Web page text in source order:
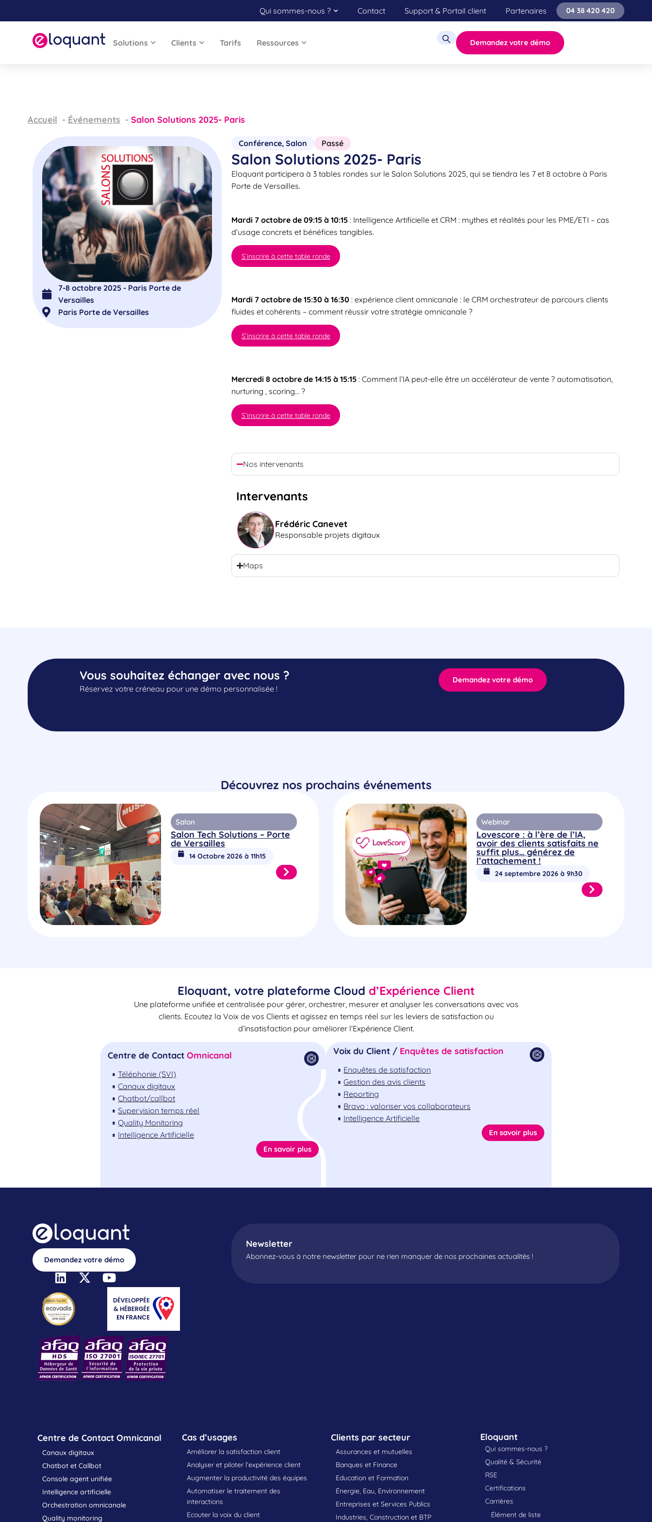
Qui sommes-nous ? Contact Support & Portail client Partenaires 04 38 420 420
Solutions Clients Tarifs Ressources Demandez votre démo
Accueil Événements Salon Solutions 2025- Paris
7-8 octobre 2025 - Paris Porte de
Versailles
Paris Porte de Versailles
Conférence, Salon Passé
Salon Solutions 2025- Paris
Eloquant participera à 3 tables rondes sur le Salon Solutions 2025, qui se tiendra les 7 et 8 octobre à Paris
Porte de Versailles.
Mardi 7 octobre de 09:15 à 10:15: Intelligence Artificielle et CRM : mythes et réalités pour les PME/ETI – cas
d’usage concrets et bénéfices tangibles.
S’inscrire à cette table ronde
Mardi 7 octobre de 15:30 à 16:30: expérience client omnicanale : le CRM orchestrateur de parcours clients
fluides et cohérents – comment réussir votre stratégie omnicanale ?
S’inscrire à cette table ronde
Mercredi 8 octobre de 14:15 à 15:15: Comment l’IA peut-elle être un accélérateur de vente ? automatisation,
nurturing , scoring… ?
S’inscrire à cette table ronde
Nos intervenants
Intervenants
Frédéric Canevet
Responsable projets digitaux
Maps
Demandez votre démo
Vous souhaitez échanger avec nous ?
Réservez votre créneau pour une démo personnalisée !
Découvrez nos prochains événements
Salon
Salon Tech Solutions – Porte
de Versailles
14 Octobre 2026 à 11h15
Webinar
Lovescore : à l’ère de l’IA,
avoir des clients satisfaits ne
suffit plus… générez de
l’attachement !
24 septembre 2026 à 9h30
Eloquant, votre plateforme Cloud d’Expérience Client
Une plateforme unifiée et centralisée pour gérer, orchestrer, mesurer et analyser les conversations avec vos
clients. Ecoutez la Voix de vos Clients et agissez en temps réel sur les leviers de satisfaction ou
d’insatisfaction pour améliorer l’Expérience Client.
Centre de Contact Omnicanal
Téléphonie (SVI)
Canaux digitaux
Chatbot/callbot
Supervision temps réel
Quality Monitoring
Intelligence Artificielle
En savoir plus
Voix du Client / Enquêtes de satisfaction
Enquêtes de satisfaction
Gestion des avis clients
Reporting
Bravo : valoriser vos collaborateurs
Intelligence Artificielle
En savoir plus
Demandez votre démo
Newsletter
Abonnez-vous à notre newsletter pour ne rien manquer de nos prochaines actualités !
Centre de Contact Omnicanal
Canaux digitaux
Chatbot et Callbot
Console agent unifiée
Intelligence artificielle
Orchestration omnicanale
Quality monitoring
Cas d’usages
Améliorer la satisfaction client
Analyser et piloter l’expérience client
Augmenter la productivité des équipes
Automatiser le traitement des
interactions
Ecouter la voix du client
Clients par secteur
Assurances et mutuelles
Banques et Finance
Education et Formation
Énergie, Eau, Environnement
Entreprises et Services Publics
Industries, Construction et BTP
Eloquant
Qui sommes-nous ?
Qualité & Sécurité
RSE
Certifications
Carrières
Élément de liste